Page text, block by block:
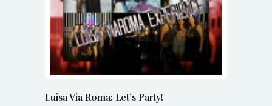
Luisa Via Roma: Let’s Party!